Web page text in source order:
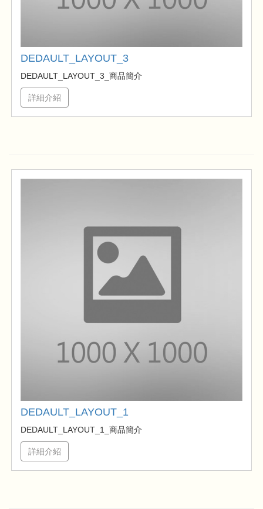
DEDAULT_LAYOUT_3
DEDAULT_LAYOUT_3_商品簡介
詳細介紹
DEDAULT_LAYOUT_1
DEDAULT_LAYOUT_1_商品簡介
詳細介紹